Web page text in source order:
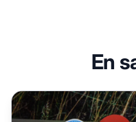
En
Comment lancer une